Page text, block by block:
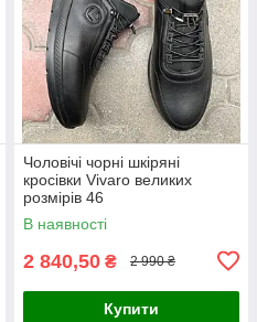
Чоловічі чорні шкіряні
кросівки Vivaro великих
розмірів 46
В наявності
2 840,50 ₴ 2 990 ₴
Купити